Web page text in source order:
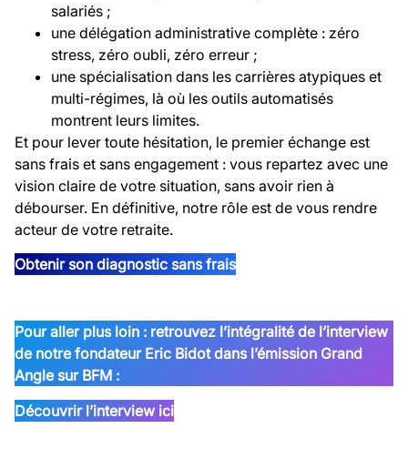
salariés ;
une délégation administrative complète : zéro
stress, zéro oubli, zéro erreur ;
une spécialisation dans les carrières atypiques et
multi-régimes, là où les outils automatisés
montrent leurs limites.
Et pour lever toute hésitation, le premier échange est
sans frais et sans engagement : vous repartez avec une
vision claire de votre situation, sans avoir rien à
débourser. En définitive, notre rôle est de vous rendre
acteur de votre retraite.
Obtenir son diagnostic sans frais
Pour aller plus loin : retrouvez l’intégralité de l’interview
de notre fondateur Eric Bidot dans l’émission Grand
Angle sur BFM :
Découvrir l’interview ici